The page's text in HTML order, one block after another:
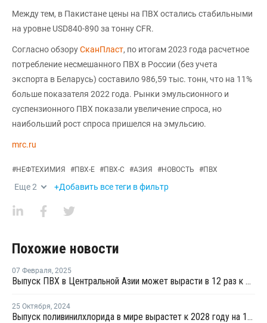
Между тем, в Пакистане цены на ПВХ остались стабильными
на уровне USD840-890 за тонну CFR.
Согласно обзоруСканПласт, по итогам 2023 года расчетное
потребление несмешанного ПВХ в России (без учета
экспорта в Беларусь) составило 986,59 тыс. тонн, что на 11%
больше показателя 2022 года. Рынки эмульсионного и
суспензионного ПВХ показали увеличение спроса, но
наибольший рост спроса пришелся на эмульсию.
mrc.ru
#НЕФТЕХИМИЯ #ПВХ-Е #ПВХ-С #АЗИЯ #НОВОСТЬ #ПВХ
Еще2 +Добавить все теги в фильтр
Похожие новости
07 Февраля, 2025
Выпуск ПВХ в Центральной Азии может вырасти в 12 раз к 2035 году
25 Октября, 2024
Выпуск поливинилхлорида в мире вырастет к 2028 году на 10 млн тонн